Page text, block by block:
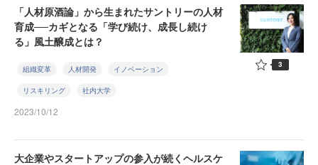
「人材原酒論」から生まれたサントリーの人材
育成──カギとなる「学び続け、成長し続け
る」風土醸成とは？
組織変革 人材開発 イノベーション
リスキリング 社内大学
2023/10/12
3
大企業やスタートアップの参入が続くヘルスケ